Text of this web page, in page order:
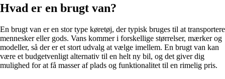
Hvad er en brugt van?
En brugt van er en stor type køretøj, der typisk bruges til at transportere
mennesker eller gods. Vans kommer i forskellige størrelser, mærker og
modeller, så der er et stort udvalg at vælge imellem. En brugt van kan
være et budgetvenligt alternativ til en helt ny bil, og det giver dig
mulighed for at få masser af plads og funktionalitet til en rimelig pris.